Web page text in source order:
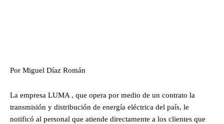
Por Miguel Díaz Román
La empresa LUMA , que opera por medio de un contrato la
transmisión y distribución de energía eléctrica del país, le
notificó al personal que atiende directamente a los clientes que